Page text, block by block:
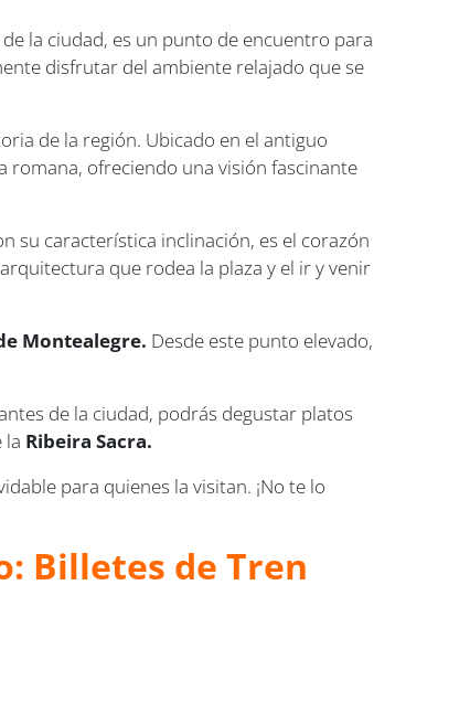
la ciudad, es un punto de encuentro para
disfrutar del ambiente relajado que se
de la región. Ubicado en el antiguo
romana, ofreciendo una visión fascinante
su característica inclinación, es el corazón
que rodea la plaza y el ir y venir
Montealegre. Desde este punto elevado,
de la ciudad, podrás degustar platos
la Ribeira Sacra.
para quienes la visitan. ¡No te lo
Billetes de Tren